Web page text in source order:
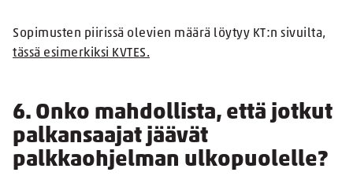
Sopimusten piirissä olevien määrä löytyy KT:n sivuilta,
tässä esimerkiksi KVTES.
6. Onko mahdollista, että jotkut
palkansaajat jäävät
palkkaohjelman ulkopuolelle?